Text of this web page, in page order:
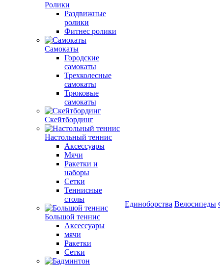
Ролики
Раздвижные
ролики
Фитнес ролики
Самокаты
Городские
самокаты
Трехколесные
самокаты
Трюковые
самокаты
Скейтбординг
Настольный теннис
Аксессуары
Мячи
Ракетки и
наборы
Сетки
Теннисные
столы
Большой теннис
Аксессуары
мячи
Ракетки
Сетки
Единоборства Велосипеды